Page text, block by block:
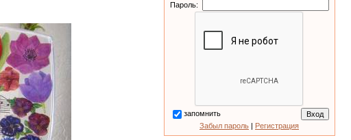
Пароль:
запомнить
Забыл пароль | Регистрация